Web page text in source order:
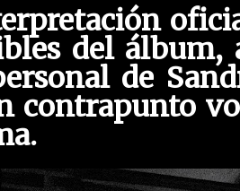
del álbum,
de
contrapunto